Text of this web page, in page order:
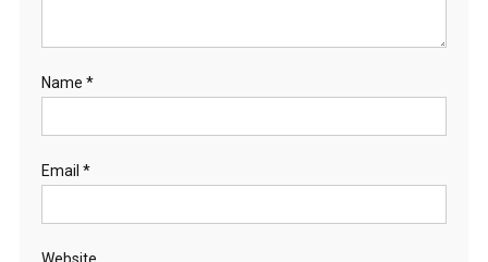
Name *
Email *